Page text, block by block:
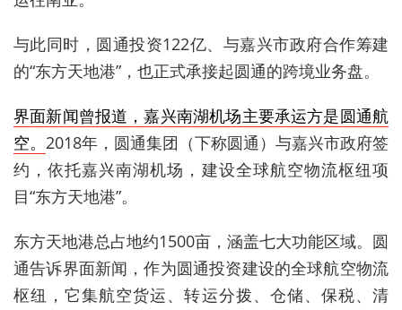
与此同时，圆通投资122亿、与嘉兴市政府合作筹建
的“东方天地港”，也正式承接起圆通的跨境业务盘。
界面新闻曾报道，嘉兴南湖机场主要承运方是圆通航
空。 2018年，圆通集团（下称圆通）与嘉兴市政府签
约，依托嘉兴南湖机场，建设全球航空物流枢纽项
目“东方天地港”。
东方天地港总占地约1500亩，涵盖七大功能区域。圆
通告诉界面新闻，作为圆通投资建设的全球航空物流
枢纽，它集航空货运、转运分拨、仓储、保税、清